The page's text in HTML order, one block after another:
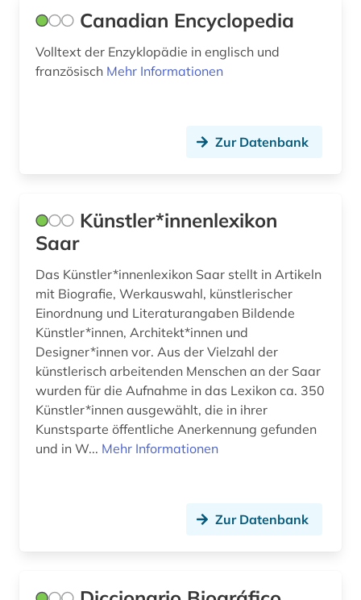
recht (2)
religion (3)
religionswissenschaftliches studium (1)
rock (1)
rumänien (1)
satellitenbild (1)
satellitenbilder (1)
schleswig-holstein (1)
schlüsselwort (1)
Canadian Encyclopedia
Volltext der Enzyklopädie in englisch und
französisch Mehr Informationen
Zur Datenbank
Künstler*innenlexikon
Saar
Das Künstler*innenlexikon Saar stellt in Artikeln
mit Biografie, Werkauswahl, künstlerischer
Einordnung und Literaturangaben Bildende
Künstler*innen, Architekt*innen und
Designer*innen vor. Aus der Vielzahl der
künstlerisch arbeitenden Menschen an der Saar
wurden für die Aufnahme in das Lexikon ca. 350
Künstler*innen ausgewählt, die in ihrer
Kunstsparte öffentliche Anerkennung gefunden
und in W... Mehr Informationen
Zur Datenbank